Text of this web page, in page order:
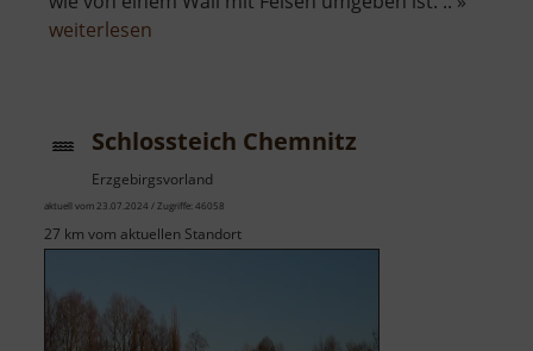
weiterlesen
Schlossteich Chemnitz
Erzgebirgsvorland
aktuell vom 23.07.2024 / Zugriffe: 46058
27 km vom aktuellen Standort